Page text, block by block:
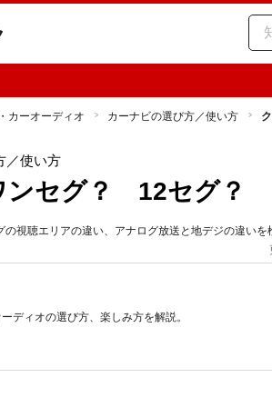
カーオーディオ カーナビの選び方／使い方
／使い方
ンセグ？ 12セグ？
視聴エリアの違い、アナログ放送と地デジの違いを
ディオの選び方、楽しみ方を解説。